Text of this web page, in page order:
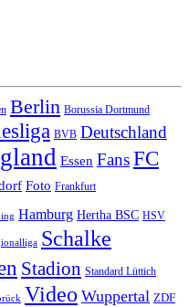
Berlin Borussia Dortmund
BVB Deutschland
Essen FansFC
Foto Frankfurt
Hamburg Hertha BSC HSV
Schalke
Stadion Standard Lüttich
Video Wuppertal ZDF